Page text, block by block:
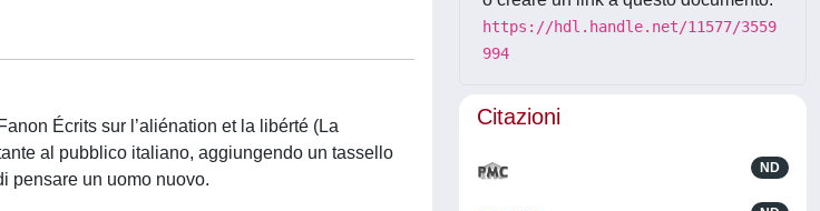
Écrits sur l’aliénation et la libérté (La
al pubblico italiano, aggiungendo un tassello
pensare un uomo nuovo.
https://hdl.handle.net/11577/3559
994
Citazioni
ND